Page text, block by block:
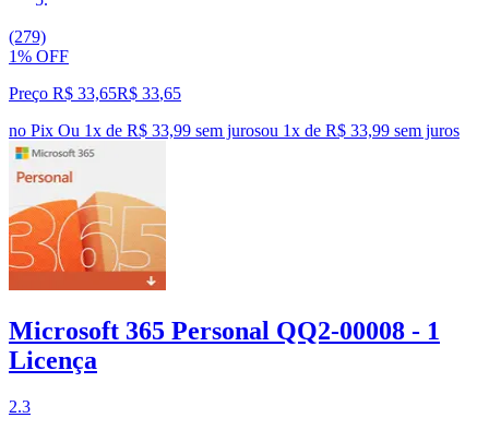
(279)
1% OFF
Preço R$ 33,65R$ 33,65
no Pix Ou 1x de R$ 33,99 sem jurosou 1x de R$ 33,99 sem juros
Microsoft 365 Personal QQ2-00008 - 1
Licença
2.3